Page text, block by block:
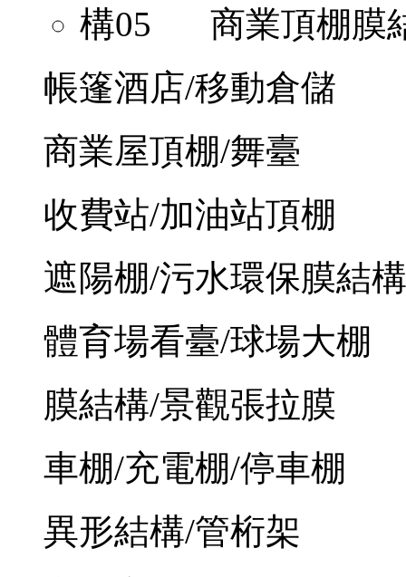
商業頂棚膜
帳篷酒店/移動倉儲
商業屋頂棚/舞臺
收費站/加油站頂棚
遮陽棚/污水環保膜結構
體育場看臺/球場大棚
膜結構/景觀張拉膜
車棚/充電棚/停車棚
異形結構/管桁架